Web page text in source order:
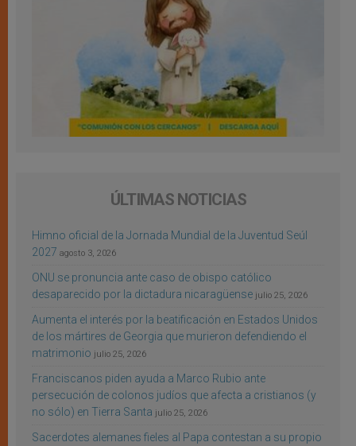
ÚLTIMAS NOTICIAS
Himno oficial de la Jornada Mundial de la Juventud Seúl
2027 agosto 3, 2026
ONU se pronuncia ante caso de obispo católico
desaparecido por la dictadura nicaragüense julio 25, 2026
Aumenta el interés por la beatificación en Estados Unidos
de los mártires de Georgia que murieron defendiendo el
matrimonio julio 25, 2026
Franciscanos piden ayuda a Marco Rubio ante
persecución de colonos judíos que afecta a cristianos (y
no sólo) en Tierra Santa julio 25, 2026
Sacerdotes alemanes fieles al Papa contestan a su propio